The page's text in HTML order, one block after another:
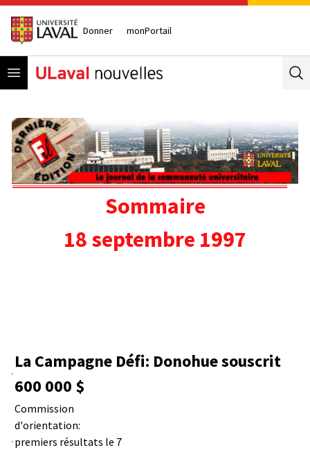
Donner monPortail
Open menu
Sommaire
18 septembre 1997
La Campagne Défi: Donohue souscrit
600 000 $
Commission
d'orientation:
premiers résultats le 7